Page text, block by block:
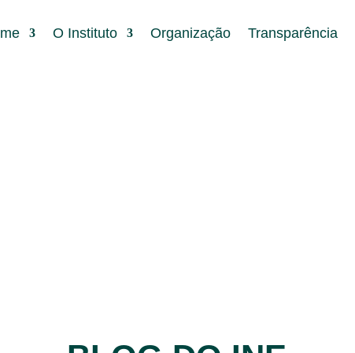
O Instituto Organização Transparência